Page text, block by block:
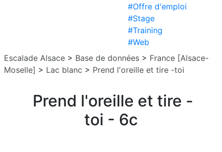
#Offre d'emploi
#Stage
#Training
#Web
Escalade Alsace > Base de données > France [Alsace-
Moselle] > Lac blanc > Prend l'oreille et tire -toi
Prend l'oreille et tire -
toi - 6c